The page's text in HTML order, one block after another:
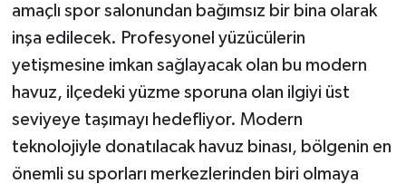
amaçlı spor salonundan bağımsız bir bina olarak
inşa edilecek. Profesyonel yüzücülerin
yetişmesine imkan sağlayacak olan bu modern
havuz, ilçedeki yüzme sporuna olan ilgiyi üst
seviyeye taşımayı hedefliyor. Modern
teknolojiyle donatılacak havuz binası, bölgenin en
önemli su sporları merkezlerinden biri olmaya